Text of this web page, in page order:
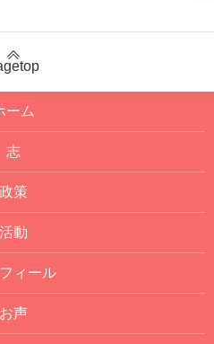
ーム
志
政策
活動
ィール
お声